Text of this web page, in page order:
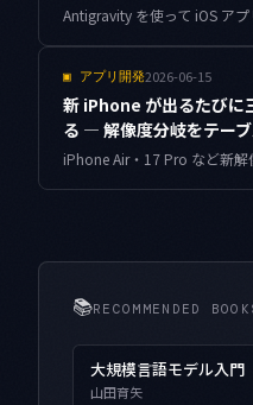
▣ アプリ開発2026-06-15
新 iPhone が出るたびに
る — 解像度分岐をテー
📚RECOMMENDED
大規模言語モデル入門
山田育矢